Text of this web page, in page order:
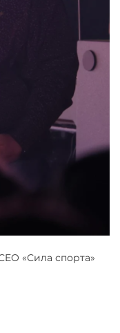
«Сила спорта»